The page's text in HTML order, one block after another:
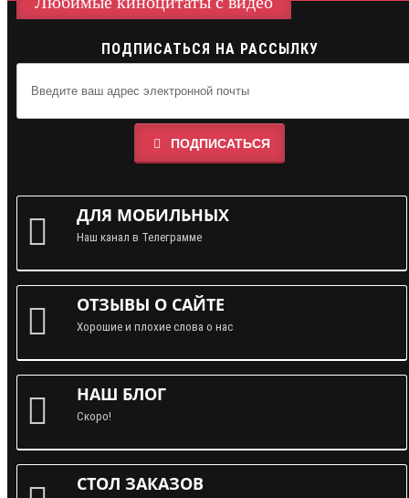
ПОДПИСАТЬСЯ НА РАССЫЛКУ
ПОДПИСАТЬСЯ
ДЛЯ МОБИЛЬНЫХ
Наш канал в Телеграмме
ОТЗЫВЫ О САЙТЕ
Хорошие и плохие слова о нас
НАШ БЛОГ
Скоро!
СТОЛ ЗАКАЗОВ